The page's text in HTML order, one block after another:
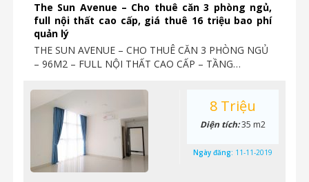
The Sun Avenue – Cho thuê căn 3 phòng ngủ,
full nội thất cao cấp, giá thuê 16 triệu bao phí
quản lý
THE SUN AVENUE – CHO THUÊ CĂN 3 PHÒNG NGỦ
– 96M2 – FULL NỘI THẤT CAO CẤP – TẦNG…
8 Triệu
Diện tích:35 m2
Ngày đăng: 11-11-2019